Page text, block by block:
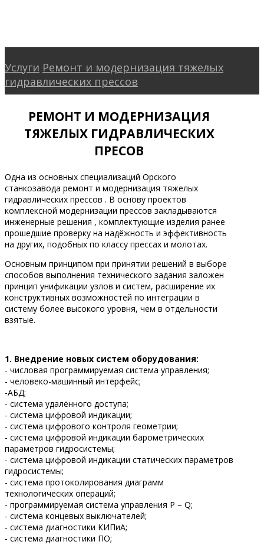
Услуги Ремонт и модернизация тяжелых
гидравлических прессов
РЕМОНТ И МОДЕРНИЗАЦИЯ
ТЯЖЕЛЫХ ГИДРАВЛИЧЕСКИХ
ПРЕСОВ
Одна из основных специализаций Орского
станкозавода ремонт и модернизация тяжелых
гидравлических прессов . В основу проектов
комплексной модернизации прессов закладываются
инженерные решения , комплектующие изделия ранее
прошедшие проверку на надёжность и эффективность
на других, подобных по классу прессах и молотах.
Основным принципом при принятии решений в выборе
способов выполнения технического задания заложен
принцип унификации узлов и систем, расширение их
конструктивных возможностей по интеграции в
систему более высокого уровня, чем в отдельности
взятые.
1. Внедрение новых систем оборудования:
- числовая программируемая система управления;
- человеко-машинный интерфейс;
-АБД;
- система удалённого доступа;
- система цифровой индикации;
- система цифрового контроля геометрии;
- система цифровой индикации барометрических
параметров гидросистемы;
- система цифровой индикации статических параметров
гидросистемы;
- система протоколирования диаграмм
технологических операций;
- программируемая система управления P – Q;
- система концевых выключателей;
- система диагностики КИПиА;
- система диагностики ПО;